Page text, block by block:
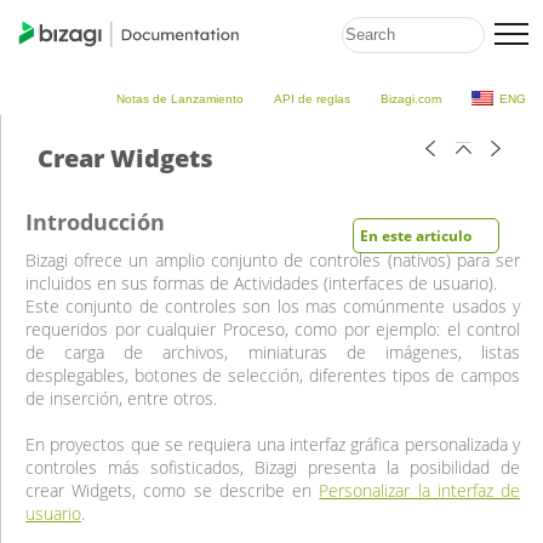
Notas de Lanzamiento API de reglas Bizagi.com ENG